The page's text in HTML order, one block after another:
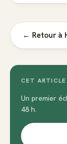
← Retour à
CET ARTICLE
Un premier
48 h.